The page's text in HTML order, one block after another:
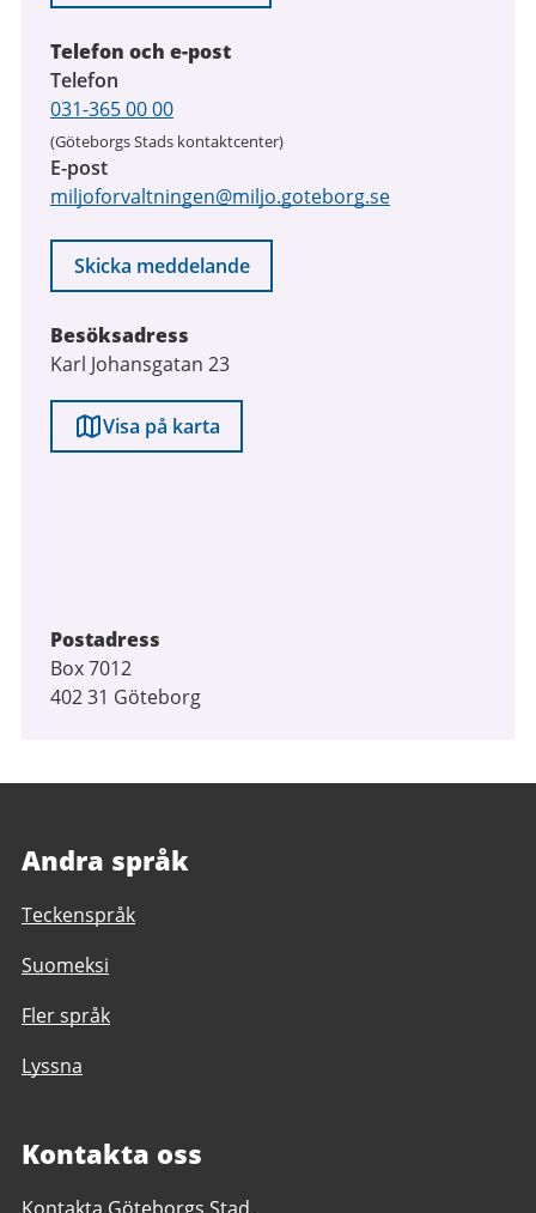
Telefon och e-post
Telefon
031-365 00 00
(Göteborgs Stads kontaktcenter)
E-post
miljoforvaltningen@miljo.goteborg.se
Skicka meddelande
Besöksadress
Karl Johansgatan 23
Visa på karta
Postadress
Box 7012
402 31 Göteborg
Andra språk
Teckenspråk
Suomeksi
Fler språk
Lyssna
Kontakta oss